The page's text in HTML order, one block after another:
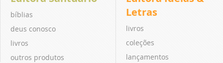
bíblias
deus conosco
livros
outros produtos
Letras
livros
coleções
lançamentos